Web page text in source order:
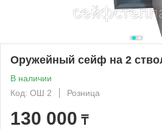
Оружейный сейф на 2
В наличии
Код: ОШ 2
Розница
130 000 ₸